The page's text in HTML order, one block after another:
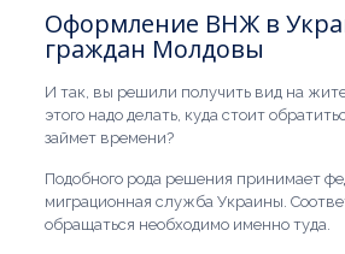
Оформление ВНЖ в
граждан Молдовы
И так, вы решили получить вид на
этого надо делать, куда стоит
займет времени?
Подобного рода решения принимает
миграционная служба Украины.
обращаться необходимо именно туда.